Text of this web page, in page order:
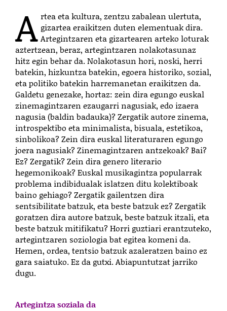
A rtea eta kultura, zentzu zabalean ulertuta,
gizartea eraikitzen duten elementuak dira.
Artegintzaren eta gizartearen arteko loturak
aztertzean, beraz, artegintzaren nolakotasunaz
hitz egin behar da. Nolakotasun hori, noski, herri
batekin, hizkuntza batekin, egoera historiko, sozial,
eta politiko batekin harremanetan eraikitzen da.
Galdetu genezake, hortaz: zein dira egungo euskal
zinemagintzaren ezaugarri nagusiak, edo izaera
nagusia (baldin badauka)? Zergatik autore zinema,
introspektibo eta minimalista, bisuala, estetikoa,
sinbolikoa? Zein dira euskal literaturaren egungo
joera nagusiak? Zinemagintzaren antzekoak? Bai?
Ez? Zergatik? Zein dira genero literario
hegemonikoak? Euskal musikagintza popularrak
problema indibidualak islatzen ditu kolektiboak
baino gehiago? Zergatik gailentzen dira
sentsibilitate batzuk, eta beste batzuk ez? Zergatik
goratzen dira autore batzuk, beste batzuk itzali, eta
beste batzuk mitifikatu? Horri guztiari erantzuteko,
artegintzaren soziologia bat egitea komeni da.
Hemen, ordea, tentsio batzuk azaleratzen baino ez
gara saiatuko. Ez da gutxi. Abiapuntutzat jarriko
dugu.
Artegintza soziala da